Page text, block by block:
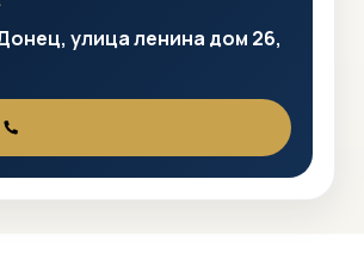
улица ленина дом 26,